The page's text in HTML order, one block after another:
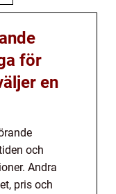
för
en
och
Andra
pris och